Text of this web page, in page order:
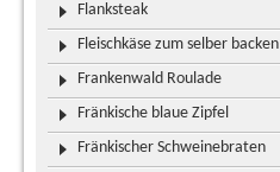
Flanksteak
Fleischkäse zum selber backen
Frankenwald Roulade
Fränkische blaue Zipfel
Fränkischer Schweinebraten